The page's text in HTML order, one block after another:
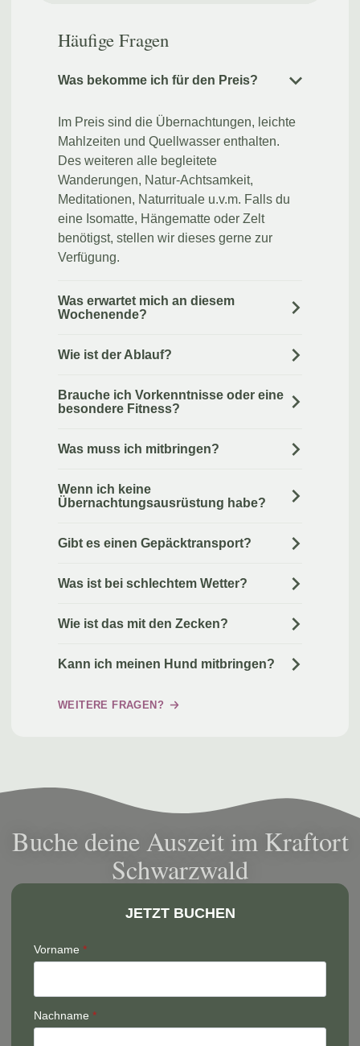
Häufige Fragen
Was bekomme ich für den Preis?
Im Preis sind die Übernachtungen, leichte
Mahlzeiten und Quellwasser enthalten.
Des weiteren alle begleitete
Wanderungen, Natur-Achtsamkeit,
Meditationen, Naturrituale u.v.m. Falls du
eine Isomatte, Hängematte oder Zelt
benötigst, stellen wir dieses gerne zur
Verfügung.
Was erwartet mich an diesem
Wochenende?
Wie ist der Ablauf?
Brauche ich Vorkenntnisse oder eine
besondere Fitness?
Was muss ich mitbringen?
Wenn ich keine
Übernachtungsausrüstung habe?
Gibt es einen Gepäcktransport?
Was ist bei schlechtem Wetter?
Wie ist das mit den Zecken?
Kann ich meinen Hund mitbringen?
WEITERE FRAGEN?
Buche deine Auszeit im Kraftort
Schwarzwald
JETZT BUCHEN
Vorname *
Nachname *